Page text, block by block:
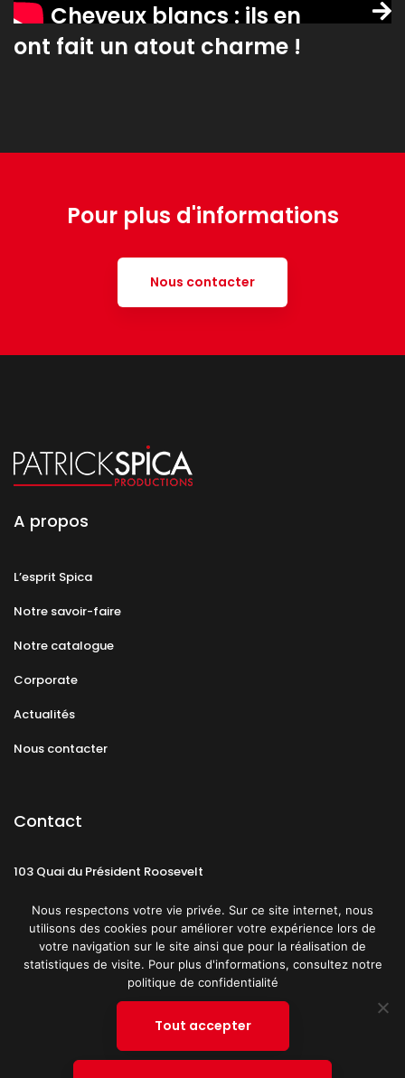
Cheveux blancs : ils en
ont fait un atout charme !
Pour plus d'informations
Nous contacter
A propos
L’esprit Spica
Notre savoir-faire
Notre catalogue
Corporate
Actualités
Nous contacter
Contact
103 Quai du Président Roosevelt
CGU Politique de confidentialité
© 2019 PATRICK SPICA PRODUCTIONS. Tous droits réservés.
Nous respectons votre vie privée. Sur ce site internet, nous
utilisons des cookies pour améliorer votre expérience lors de
votre navigation sur le site ainsi que pour la réalisation de
statistiques de visite. Pour plus d'informations, consultez notre
politique de confidentialité
Tout accepter